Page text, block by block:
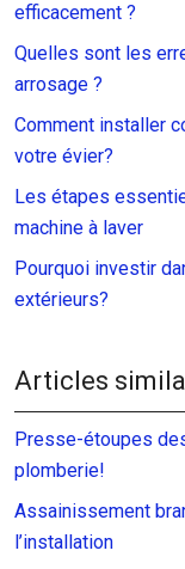
efficacement ?
Quelles sont les
arrosage ?
Comment installer
votre évier?
Les étapes
machine à laver
Pourquoi investir
extérieurs?
Articles
Presse-étoupes
plomberie!
Assainissement
l’installation